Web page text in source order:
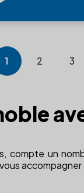
1 2 3
compte un